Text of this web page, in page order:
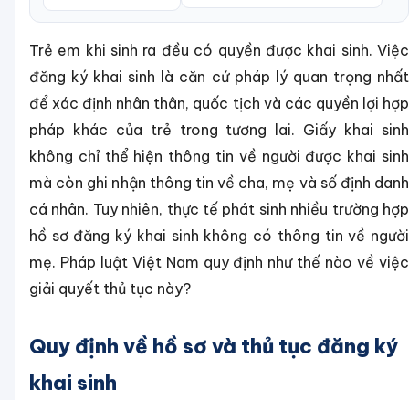
Trẻ em khi sinh ra đều có quyền được khai sinh. Việc
đăng ký khai sinh là căn cứ pháp lý quan trọng nhất
để xác định nhân thân, quốc tịch và các quyền lợi hợp
pháp khác của trẻ trong tương lai. Giấy khai sinh
không chỉ thể hiện thông tin về người được khai sinh
mà còn ghi nhận thông tin về cha, mẹ và số định danh
cá nhân. Tuy nhiên, thực tế phát sinh nhiều trường hợp
hồ sơ đăng ký khai sinh không có thông tin về người
mẹ. Pháp luật Việt Nam quy định như thế nào về việc
giải quyết thủ tục này?
Quy định về hồ sơ và thủ tục đăng ký
khai sinh